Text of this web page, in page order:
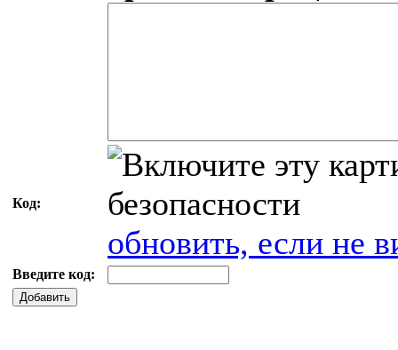
Код:
обновить, если не
Введите код:
Добавить